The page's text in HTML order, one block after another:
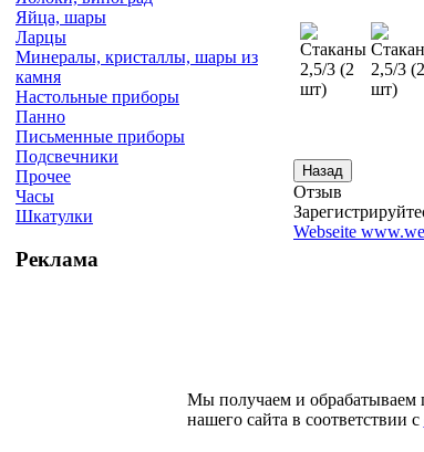
Яйца, шары
Ларцы
Минералы, кристаллы, шары из
камня
Настольные приборы
Панно
Письменные приборы
Подсвечники
Прочее
Часы
Шкатулки
Реклама
Отзыв
Webseite
Мы получаем и обрабатываем
нашего сайта в соответствии с